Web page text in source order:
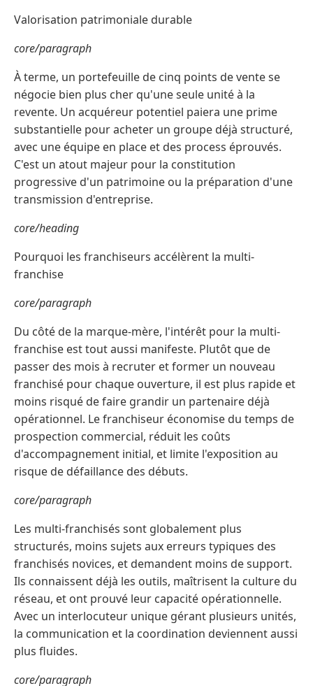
Valorisation patrimoniale durable
core/paragraph
À terme, un portefeuille de cinq points de vente se
négocie bien plus cher qu'une seule unité à la
revente. Un acquéreur potentiel paiera une prime
substantielle pour acheter un groupe déjà structuré,
avec une équipe en place et des process éprouvés.
C'est un atout majeur pour la constitution
progressive d'un patrimoine ou la préparation d'une
transmission d'entreprise.
core/heading
Pourquoi les franchiseurs accélèrent la multi-
franchise
core/paragraph
Du côté de la marque-mère, l'intérêt pour la multi-
franchise est tout aussi manifeste. Plutôt que de
passer des mois à recruter et former un nouveau
franchisé pour chaque ouverture, il est plus rapide et
moins risqué de faire grandir un partenaire déjà
opérationnel. Le franchiseur économise du temps de
prospection commercial, réduit les coûts
d'accompagnement initial, et limite l'exposition au
risque de défaillance des débuts.
core/paragraph
Les multi-franchisés sont globalement plus
structurés, moins sujets aux erreurs typiques des
franchisés novices, et demandent moins de support.
Ils connaissent déjà les outils, maîtrisent la culture du
réseau, et ont prouvé leur capacité opérationnelle.
Avec un interlocuteur unique gérant plusieurs unités,
la communication et la coordination deviennent aussi
plus fluides.
core/paragraph